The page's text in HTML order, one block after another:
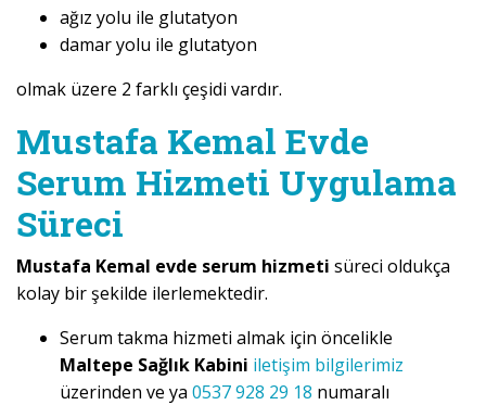
ağız yolu ile glutatyon
damar yolu ile glutatyon
olmak üzere 2 farklı çeşidi vardır.
Mustafa Kemal Evde
Serum Hizmeti Uygulama
Süreci
Mustafa Kemal evde serum hizmeti süreci oldukça
kolay bir şekilde ilerlemektedir.
Serum takma hizmeti almak için öncelikle
Maltepe Sağlık Kabini iletişim bilgilerimiz
üzerinden ve ya 0537 928 29 18 numaralı